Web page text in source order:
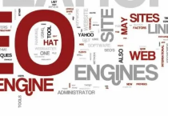
Pazarlaması